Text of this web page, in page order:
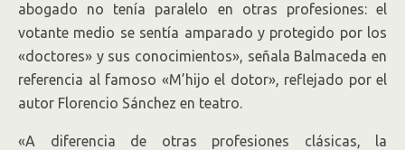
abogado no tenía paralelo en otras profesiones: el
votante medio se sentía amparado y protegido por los
«doctores» y sus conocimientos», señala Balmaceda en
referencia al famoso «M’hijo el dotor», reflejado por el
autor Florencio Sánchez en teatro.
«A diferencia de otras profesiones clásicas, la